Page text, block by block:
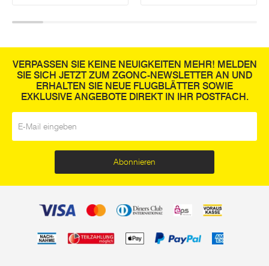
VERPASSEN SIE KEINE NEUIGKEITEN MEHR! MELDEN
SIE SICH JETZT ZUM ZGONC-NEWSLETTER AN UND
ERHALTEN SIE NEUE FLUGBLÄTTER SOWIE
EXKLUSIVE ANGEBOTE DIREKT IN IHR POSTFACH.
Abonnieren